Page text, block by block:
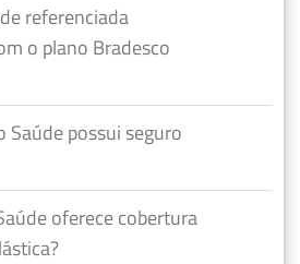
referenciada
o plano Bradesco
Saúde possui seguro
oferece cobertura